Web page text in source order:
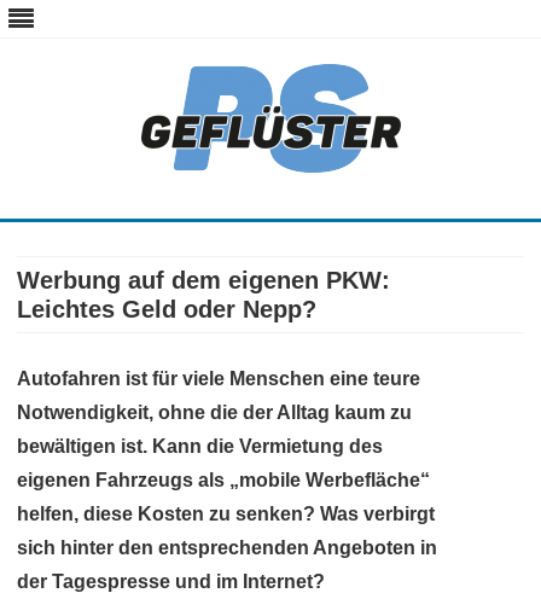
Skip
Werbung auf dem eigenen PKW:
Leichtes Geld oder Nepp?
Autofahren ist für viele Menschen eine teure
Notwendigkeit, ohne die der Alltag kaum zu
bewältigen ist. Kann die Vermietung des
eigenen Fahrzeugs als „mobile Werbefläche“
helfen, diese Kosten zu senken? Was verbirgt
sich hinter den entsprechenden Angeboten in
der Tagespresse und im Internet?